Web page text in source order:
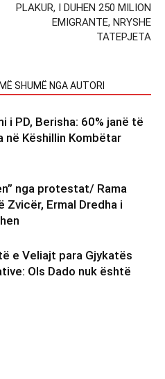
PLAKUR, I DUHEN 250 MILION
EMIGRANTE, NRYSHE
TATEPJETA
MË SHUMË NGA AUTORI
i PD, Berisha: 60% janë të
në Këshillin Kombëtar
nga protestat/ Rama
Zvicër, Ermal Dredha i
e Veliajt para Gjykatës
Ols Dado nuk është